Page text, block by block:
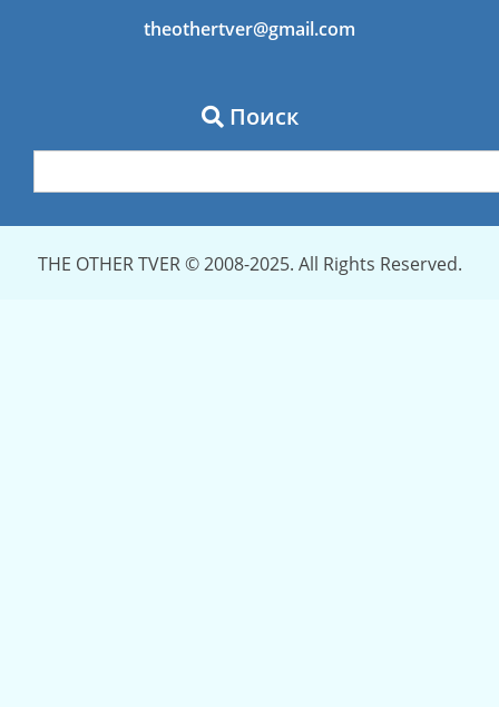
theothertver@gmail.com
Поиск
THE OTHER TVER © 2008-2025. All Rights Reserved.